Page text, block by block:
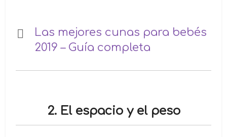
Las mejores cunas para bebés
2019 – Guía completa
2. El espacio y el peso